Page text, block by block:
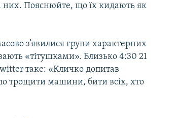
них. Пояснюйте, що їх кидають як
з’явилися групи характерних
«тітушками». Близько 4:30 21
таке: «Кличко допитав
трощити машини, бити всіх, хто